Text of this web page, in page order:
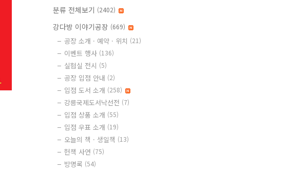
분류 전체보기 (2402)
강다방 이야기공장 (669)
공장 소개 · 예약 · 위치 (21)
이벤트 행사 (136)
실험실 전시 (5)
공장 입점 안내 (2)
입점 도서 소개 (258)
강릉국제도서낙선전 (7)
입점 상품 소개 (55)
입점 우표 소개 (19)
오늘의 책 · 생일책 (13)
헌책 사연 (75)
방명록 (54)